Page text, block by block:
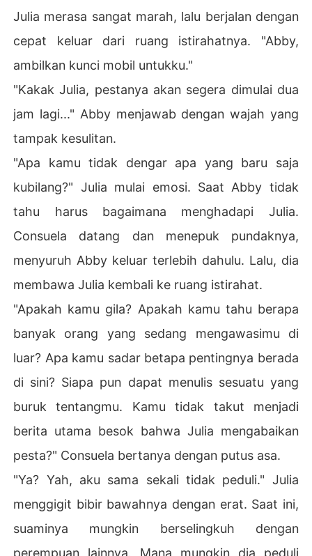
Julia merasa sangat marah, lalu berjalan dengan
cepat keluar dari ruang istirahatnya. "Abby,
ambilkan kunci mobil untukku."
"Kakak Julia, pestanya akan segera dimulai dua
jam lagi..." Abby menjawab dengan wajah yang
tampak kesulitan.
"Apa kamu tidak dengar apa yang baru saja
kubilang?" Julia mulai emosi. Saat Abby tidak
tahu harus bagaimana menghadapi Julia.
Consuela datang dan menepuk pundaknya,
menyuruh Abby keluar terlebih dahulu. Lalu, dia
membawa Julia kembali ke ruang istirahat.
"Apakah kamu gila? Apakah kamu tahu berapa
banyak orang yang sedang mengawasimu di
luar? Apa kamu sadar betapa pentingnya berada
di sini? Siapa pun dapat menulis sesuatu yang
buruk tentangmu. Kamu tidak takut menjadi
berita utama besok bahwa Julia mengabaikan
pesta?" Consuela bertanya dengan putus asa.
"Ya? Yah, aku sama sekali tidak peduli." Julia
menggigit bibir bawahnya dengan erat. Saat ini,
suaminya mungkin berselingkuh dengan
perempuan lainnya. Mana mungkin dia peduli